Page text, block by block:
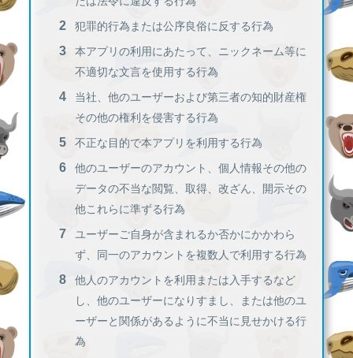
犯罪的行為または公序良俗に反する行為
本アプリの利用にあたって、ニックネーム等に
不適切な文言を使用する行為
当社、他のユーザーおよび第三者の知的財産権
その他の権利を侵害する行為
不正な目的で本アプリを利用する行為
他のユーザーのアカウント、個人情報その他の
データの不当な閲覧、取得、改ざん、開示その
他これらに準ずる行為
ユーザーご自身が含まれるか否かにかかわら
ず、同一のアカウントを複数人で利用する行為
他人のアカウントを利用または入手するなど
し、他のユーザーになりすまし、または他のユ
ーザーと関係があるように不当に見せかける行
為